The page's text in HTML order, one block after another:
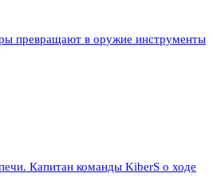
превращают в оружие инструменты
Капитан команды KiberS о ходе